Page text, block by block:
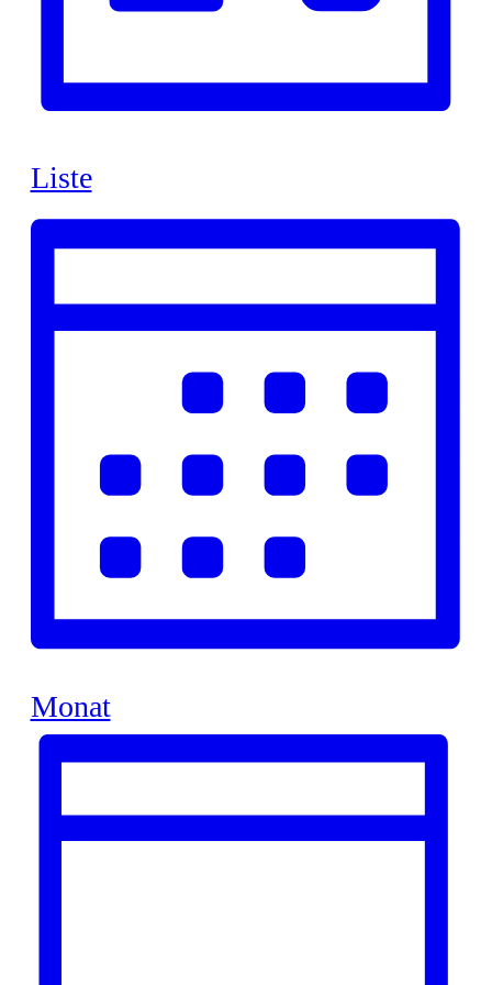
Liste
Monat